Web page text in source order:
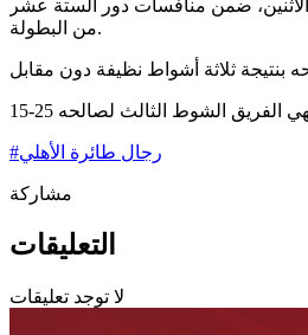
ضمن منافسات دور الستة عشر
من البطولة.
#رجال طائرة الأهلي
مشاركة
التعليقات
لا توجد تعليقات